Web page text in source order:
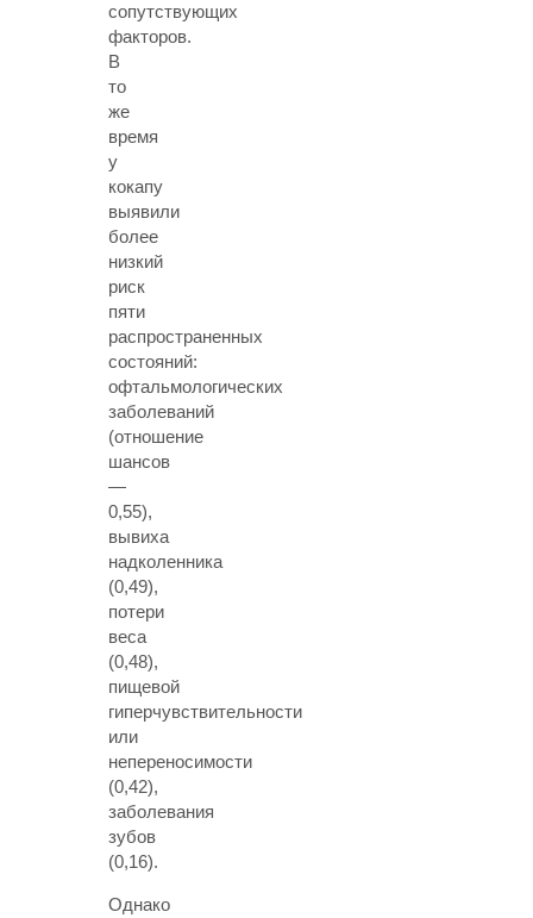
сопутствующих
факторов.
В
то
же
время
у
кокапу
выявили
более
низкий
риск
пяти
распространенных
состояний:
офтальмологических
заболеваний
(отношение
шансов
—
0,55),
вывиха
надколенника
(0,49),
потери
веса
(0,48),
пищевой
гиперчувствительности
или
непереносимости
(0,42),
заболевания
зубов
(0,16).
Однако